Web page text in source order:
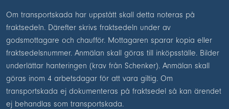
Om transportskada har uppstått skall detta noteras på
fraktsedeln. Därefter skrivs fraktsedeln under av
godsmottagare och chaufför. Mottagaren sparar kopia eller
fraktsedelsnummer. Anmälan skall göras till inköpsställe. Bilder
underlättar hanteringen (krav från Schenker). Anmälan skall
göras inom 4 arbetsdagar för att vara giltig. Om
transportskada ej dokumenteras på fraktsedel så kan ärendet
ej behandlas som transportskada.